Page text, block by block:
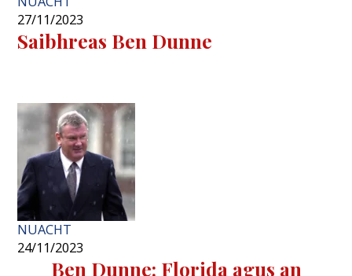
27/11/2023
Saibhreas Ben Dunne
NUACHT
24/11/2023
Ben Dunne: Florida agus an